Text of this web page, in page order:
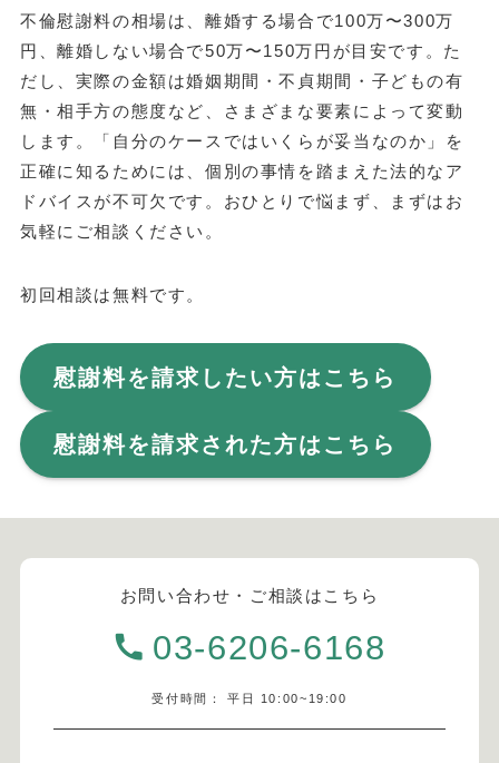
不倫慰謝料の相場は、離婚する場合で100万〜300万
円、離婚しない場合で50万〜150万円が目安です。た
だし、実際の金額は婚姻期間・不貞期間・子どもの有
無・相手方の態度など、さまざまな要素によって変動
します。「自分のケースではいくらが妥当なのか」を
正確に知るためには、個別の事情を踏まえた法的なア
ドバイスが不可欠です。おひとりで悩まず、まずはお
気軽にご相談ください。
初回相談は無料です。
慰謝料を請求したい方はこちら
慰謝料を請求された方はこちら
お問い合わせ・ご相談はこちら
03-6206-6168
受付時間： 平日 10:00~19:00